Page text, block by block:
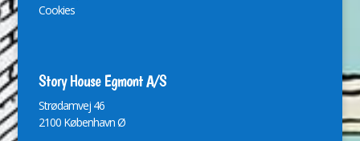
Cookies
Story House Egmont A/S
Strødamvej 46
2100 København Ø